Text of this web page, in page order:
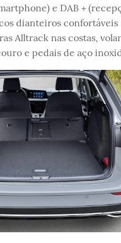
e DAB +
dianteiros confortáveis
Alltrack nas costas,
e pedais de aço